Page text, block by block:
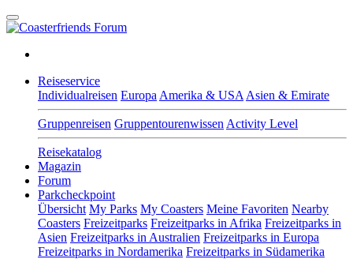
Reiseservice
Individualreisen Europa Amerika & USA Asien & Emirate
Gruppenreisen Gruppentourenwissen Activity Level
Reisekatalog
Magazin
Forum
Parkcheckpoint
Übersicht My Parks My Coasters Meine Favoriten Nearby
Coasters Freizeitparks Freizeitparks in Afrika Freizeitparks in
Asien Freizeitparks in Australien Freizeitparks in Europa
Freizeitparks in Nordamerika Freizeitparks in Südamerika